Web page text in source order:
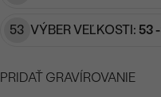
53 VÝBER VEĽKOSTI: 53
PRIDAŤ GRAVÍROVANIE